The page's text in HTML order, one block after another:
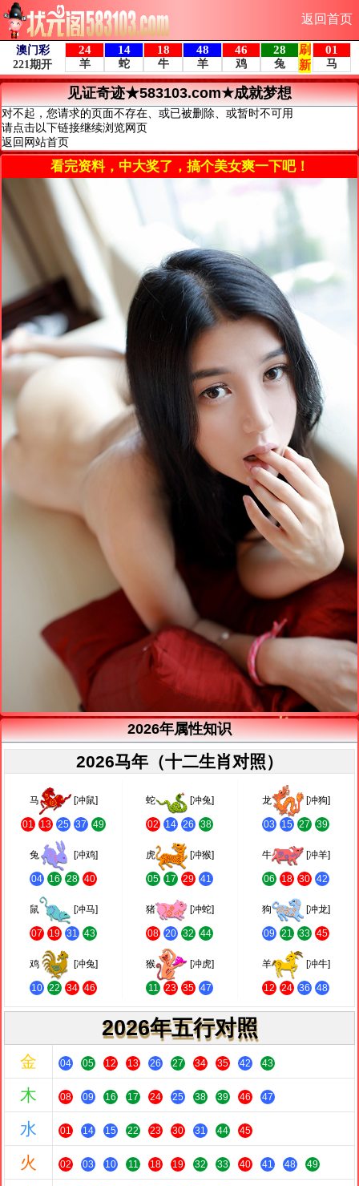
返回首页
见证奇迹★583103.com★成就梦想
对不起，您请求的页面不存在、或已被删除、或暂时不可用
请点击以下链接继续浏览网页
返回网站首页
看完资料，中大奖了，搞个美女爽一下吧！
2026年属性知识
2026马年（十二生肖对照）
马 [冲鼠]
01 13 25 37 49
蛇 [冲兔]
02 14 26 38
龙 [冲狗]
03 15 27 39
兔 [冲鸡]
04 16 28 40
虎 [冲猴]
05 17 29 41
牛 [冲羊]
06 18 30 42
鼠 [冲马]
07 19 31 43
猪 [冲蛇]
08 20 32 44
狗 [冲龙]
09 21 33 45
鸡 [冲兔]
10 22 34 46
猴 [冲虎]
11 23 35 47
羊 [冲牛]
12 24 36 48
2026年五行对照
金 04 05 12 13 26 27 34 35 42 43
木 08 09 16 17 24 25 38 39 46 47
水 01 14 15 22 23 30 31 44 45
火 02 03 10 11 18 19 32 33 40 41 48 49